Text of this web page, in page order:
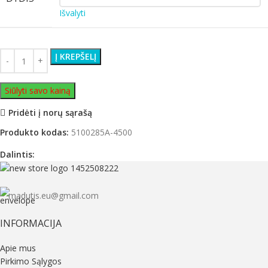
Išvalyti
Į KREPŠELĮ
Siūlyti savo kainą
Pridėti į norų sąrašą
Produkto kodas: 5100285A-4500
Dalintis:
madutis.eu@gmail.com
INFORMACIJA
Apie mus
Pirkimo Sąlygos